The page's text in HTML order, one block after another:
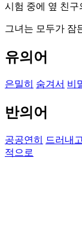
시험 중에 옆 친
그녀는 모두가 잠
유의어
은밀히 숨겨서 비
반의어
공공연히 드러내고
적으로